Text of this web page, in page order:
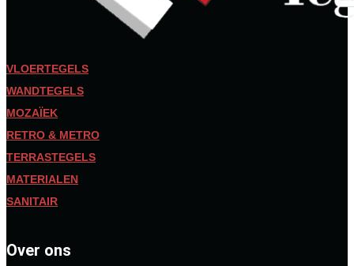
VLOERTEGELS
WANDTEGELS
MOZAÏEK
RETRO & METRO
TERRASTEGELS
MATERIALEN
SANITAIR
Over ons